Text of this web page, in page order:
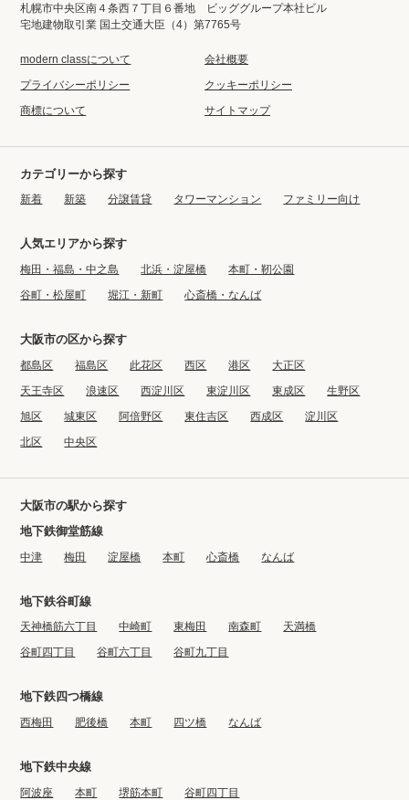
札幌市中央区南４条西７丁目６番地 ビッググループ本社ビル
宅地建物取引業 国土交通大臣（4）第7765号
modern classについて
会社概要
プライバシーポリシー
クッキーポリシー
商標について
サイトマップ
カテゴリーから探す
新着 新築 分譲賃貸 タワーマンション ファミリー向け
人気エリアから探す
梅田・福島・中之島 北浜・淀屋橋
本町・靭公園
谷町・松屋町
堀江・新町 心斎橋・なんば
大阪市の区から探す
都島区 福島区 此花区 西区 港区
大正区
天王寺区
浪速区 西淀川区 東淀川区 東成区
生野区
旭区
城東区 阿倍野区 東住吉区 西成区
淀川区
北区
中央区
大阪市の駅から探す
地下鉄御堂筋線
中津 梅田 淀屋橋 本町 心斎橋 なんば
地下鉄谷町線
天神橋筋六丁目 中崎町 東梅田 南森町
天満橋
谷町四丁目
谷町六丁目 谷町九丁目
地下鉄四つ橋線
西梅田 肥後橋 本町 四ツ橋 なんば
地下鉄中央線
阿波座 本町 堺筋本町 谷町四丁目